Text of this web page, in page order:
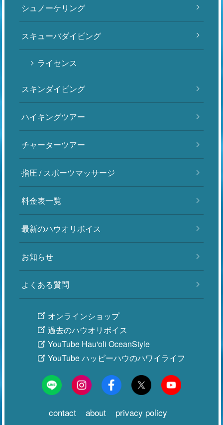
シュノーケリング
スキューバダイビング
ライセンス
スキンダイビング
ハイキングツアー
チャーターツアー
指圧 / スポーツマッサージ
料金表一覧
最新のハウオリボイス
お知らせ
よくある質問
オンラインショップ
過去のハウオリボイス
YouTube Hau'oli OceanStyle
YouTube ハッピーハウのハワイライフ
contact about privacy policy